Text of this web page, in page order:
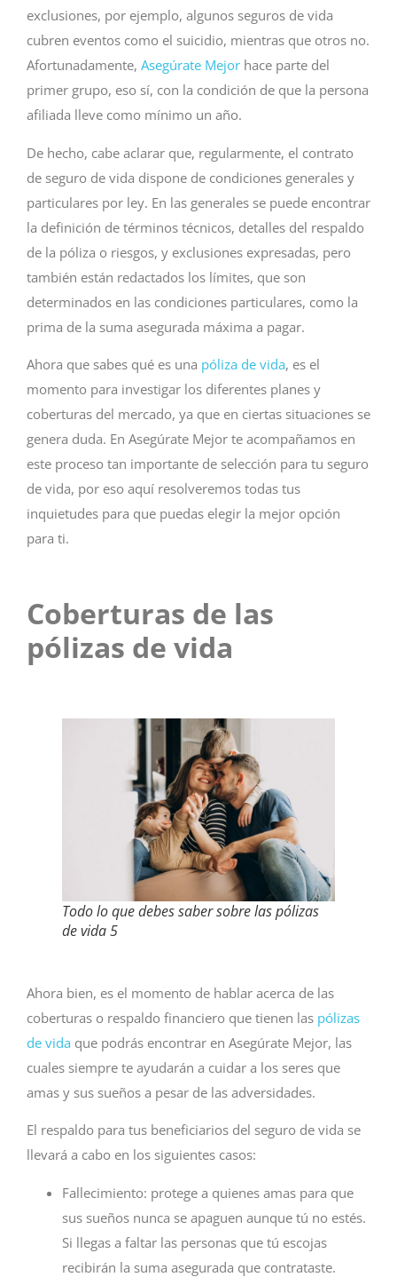
exclusiones, por ejemplo, algunos seguros de vida
cubren eventos como el suicidio, mientras que otros no.
Afortunadamente, Asegúrate Mejor hace parte del
primer grupo, eso sí, con la condición de que la persona
afiliada lleve como mínimo un año.
De hecho, cabe aclarar que, regularmente, el contrato
de seguro de vida dispone de condiciones generales y
particulares por ley. En las generales se puede encontrar
la definición de términos técnicos, detalles del respaldo
de la póliza o riesgos, y exclusiones expresadas, pero
también están redactados los límites, que son
determinados en las condiciones particulares, como la
prima de la suma asegurada máxima a pagar.
Ahora que sabes qué es una póliza de vida, es el
momento para investigar los diferentes planes y
coberturas del mercado, ya que en ciertas situaciones se
genera duda. En Asegúrate Mejor te acompañamos en
este proceso tan importante de selección para tu seguro
de vida, por eso aquí resolveremos todas tus
inquietudes para que puedas elegir la mejor opción
para ti.
Coberturas de las
pólizas de vida
Todo lo que debes saber sobre las pólizas
de vida 5
Ahora bien, es el momento de hablar acerca de las
coberturas o respaldo financiero que tienen las pólizas
de vida que podrás encontrar en Asegúrate Mejor, las
cuales siempre te ayudarán a cuidar a los seres que
amas y sus sueños a pesar de las adversidades.
El respaldo para tus beneficiarios del seguro de vida se
llevará a cabo en los siguientes casos:
Fallecimiento: protege a quienes amas para que
sus sueños nunca se apaguen aunque tú no estés.
Si llegas a faltar las personas que tú escojas
recibirán la suma asegurada que contrataste.